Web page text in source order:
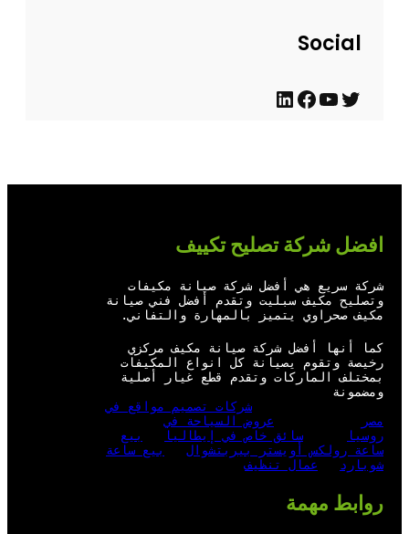
Social
ت ي
ب
ف
ك
ل
إ
ن
افضل شركة تصليح تكييف
شركة سريع هي أفضل شركة صيانة مكيفات
وتصليح مكيف سبليت وتقدم أفضل فني صيانة
مكيف صحراوي يتميز بالمهارة والتفاني.
كما أنها أفضل شركة صيانة مكيف مركزي
رخيصة وتقوم يصيانة كل انواع المكيفات
بمختلف الماركات وتقدم قطع غيار أصلية
ومضمونة
شركات تصميم مواقع في
مصر
عروض السياحة في
روسيا
سائق خاص في إيطاليا
بيع
ساعة رولكس أويستر بيربتشوال
بيع ساعة
شوبارد
عمال تنظيف
روابط مهمة